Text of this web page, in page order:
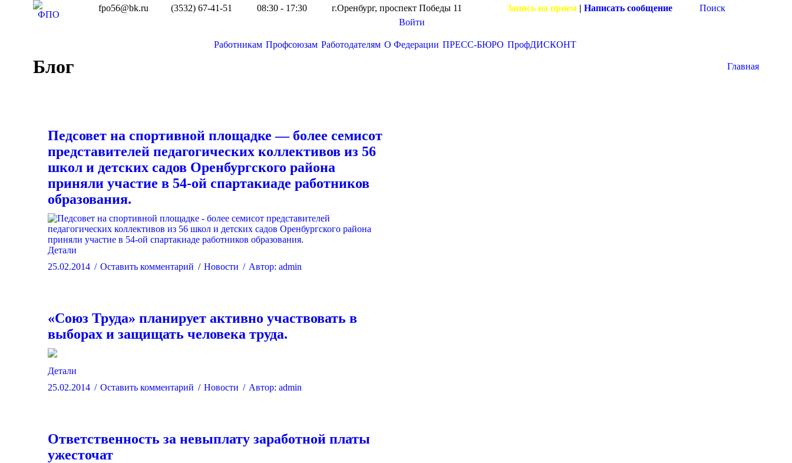
fpo56@bk.ru (3532) 67-41-51 08:30 - 17:30 г.Оренбург, проспект Победы 11 Запись на прием | Написать сообщение
Поиск
Войти
Работникам Профсоюзам Работодателям О Федерации ПРЕСС-БЮРО ПрофДИСКОНТ
Блог Главная
Педсовет на спортивной площадке — более семисот
представителей педагогических коллективов из 56
школ и детских садов Оренбургского района
приняли участие в 54-ой спартакиаде работников
образования.
Детали
25.02.2014
Оставить комментарий Новости Автор: admin
«Союз Труда» планирует активно участвовать в
выборах и защищать человека труда.
Детали
25.02.2014
Оставить комментарий Новости Автор: admin
Ответственность за невыплату заработной платы
ужесточат